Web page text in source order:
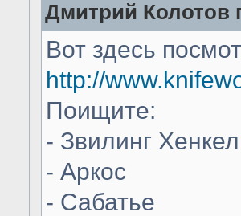
Дмитрий Колотов
Вот здесь
http://
Поищите:
- Звилинг
- Аркос
- Сабатье